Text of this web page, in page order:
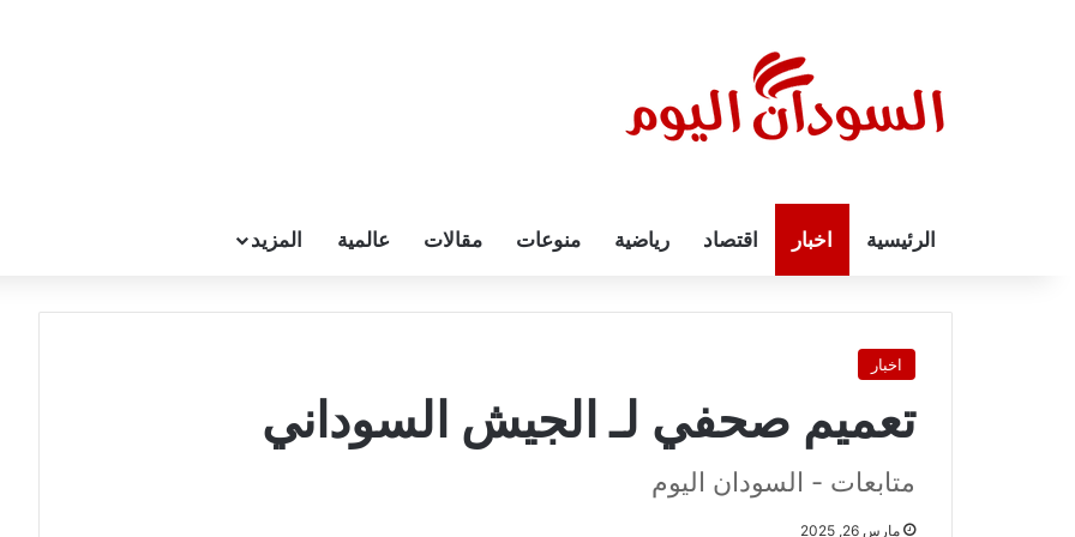
الرئيسية اخبار اقتصاد رياضية منوعات مقالات عالمية المزيد
اخبار
تعميم صحفي لـ الجيش السوداني
متابعات - السودان اليوم
مارس 26, 2025